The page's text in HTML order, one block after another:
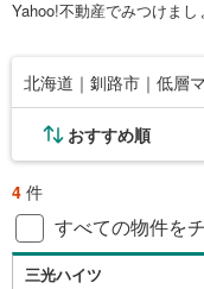
Yahoo!不動産でみつけまし
北海道｜釧路市｜低層
おすすめ順
4 件
すべての物件を
三光ハイツ